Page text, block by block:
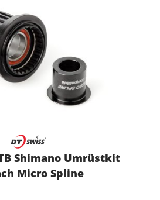
Shimano Umrüstkit
Micro Spline